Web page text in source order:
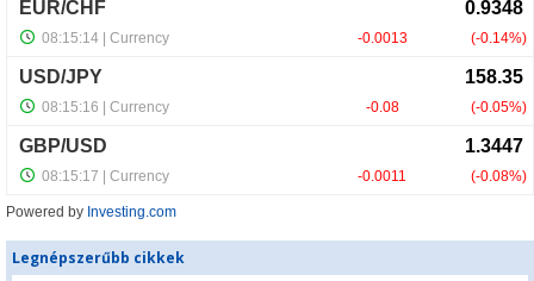
Powered by Investing.com
Legnépszerűbb cikkek